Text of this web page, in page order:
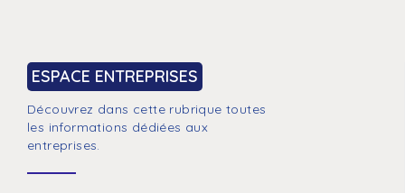
ESPACE ENTREPRISES
Découvrez dans cette rubrique toutes
les informations dédiées aux
entreprises.